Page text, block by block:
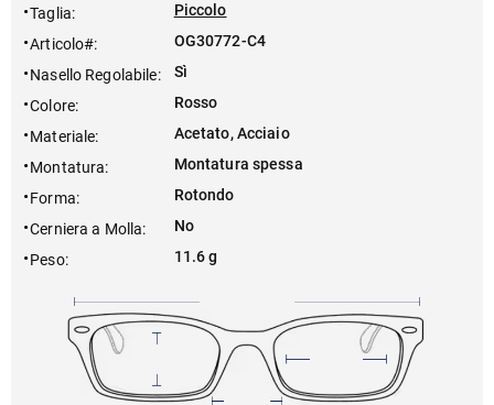
Taglia:
Piccolo
Articolo#:
OG30772-C4
Nasello Regolabile:
Sì
Colore:
Rosso
Materiale:
Acetato, Acciaio
Montatura:
Montatura spessa
Forma:
Rotondo
Cerniera a Molla:
No
Peso: 11.6 g